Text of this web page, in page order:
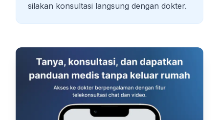
silakan konsultasi langsung dengan dokter.